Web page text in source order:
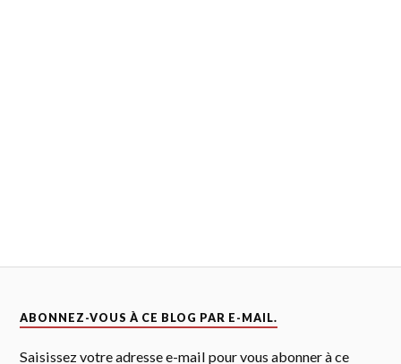
ABONNEZ-VOUS À CE BLOG PAR E-MAIL.
Saisissez votre adresse e-mail pour vous abonner à ce